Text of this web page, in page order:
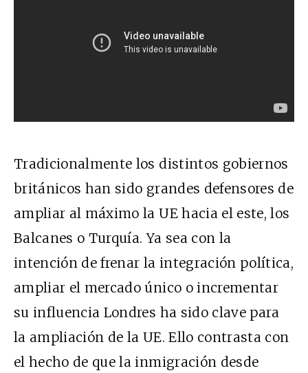
Tradicionalmente los distintos gobiernos
británicos han sido grandes defensores de
ampliar al máximo la UE hacia el este, los
Balcanes o Turquía. Ya sea con la
intención de frenar la integración política,
ampliar el mercado único o incrementar
su influencia Londres ha sido clave para
la ampliación de la UE. Ello contrasta con
el hecho de que la inmigración desde